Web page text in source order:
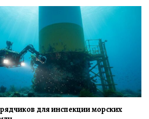
для инспекции морских